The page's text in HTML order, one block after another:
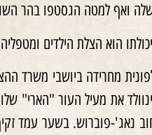
ואף למטה הגסטפו בהר
הוא הצלת הילדים
את מעיל העור "הארי"
נאג'-פוברוש. בשער עמד